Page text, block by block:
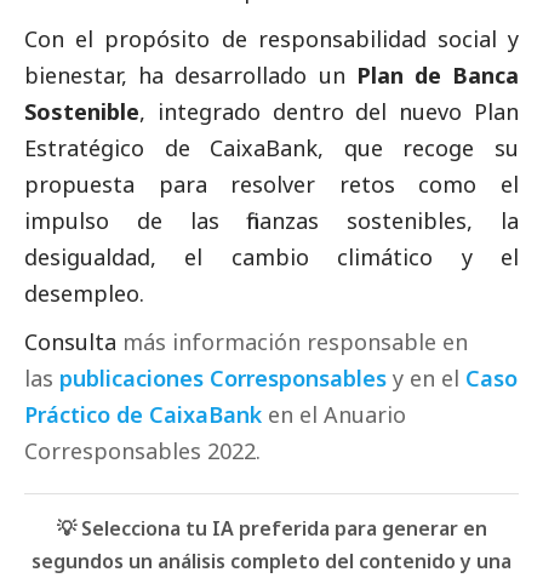
Con el propósito de responsabilidad social y
bienestar, ha desarrollado un Plan de Banca
Sostenible, integrado dentro del nuevo Plan
Estratégico de CaixaBank, que recoge su
propuesta para resolver retos como el
impulso de las finanzas sostenibles, la
desigualdad, el cambio climático y el
desempleo.
Consulta más información responsable en
las publicaciones Corresponsables y en el Caso
Práctico de CaixaBank en el Anuario
Corresponsables 2022.
💡 Selecciona tu IA preferida para generar en
segundos un análisis completo del contenido y una